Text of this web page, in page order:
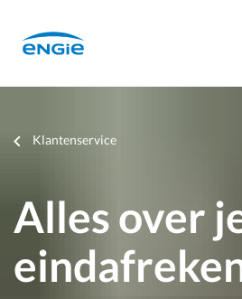
mainZoeken
de
Je
Klantenservice
Alles over